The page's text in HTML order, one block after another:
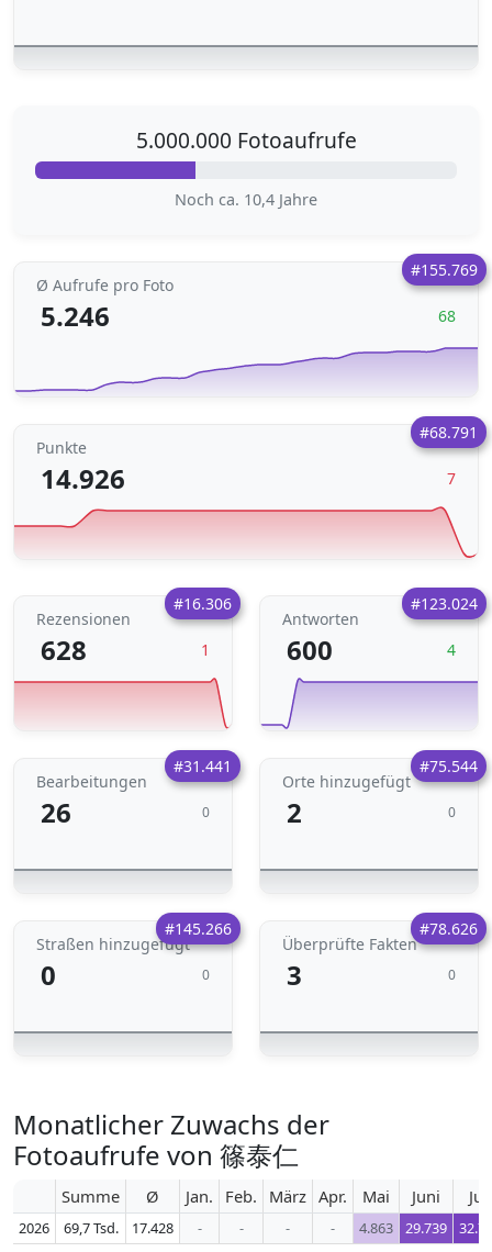
5.000.000 Fotoaufrufe
Noch ca. 10,4 Jahre
#155.769
Ø Aufrufe pro Foto
5.246 68
#68.791
Punkte
14.926 7
#16.306
Rezensionen
628 1
#123.024
Antworten
600 4
#31.441
Bearbeitungen
26 0
#75.544
Orte hinzugefügt
2 0
#145.266
Straßen hinzugefügt
0 0
#78.626
Überprüfte Fakten
3 0
Monatlicher Zuwachs der
Fotoaufrufe von 篠泰仁
Summe Ø Jan. Feb. März Apr. Mai Juni Juli
2026 69,7 Tsd. 17.428 - - - - 4.863 29.739